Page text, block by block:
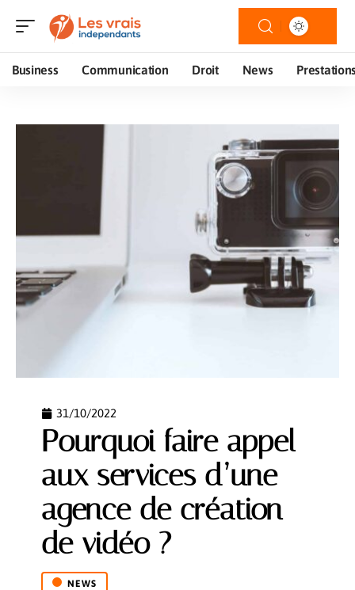
Business Communication Droit News
31/10/2022
Pourquoi faire appel
aux services d’une
agence de création
de vidéo ?
NEWS